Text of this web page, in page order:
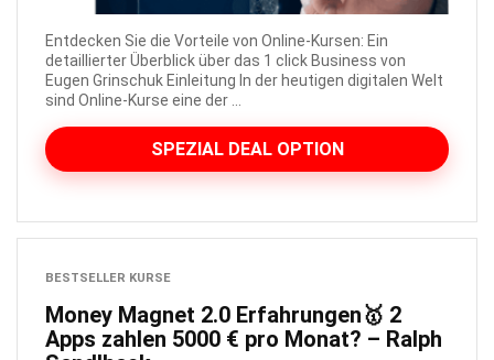
Entdecken Sie die Vorteile von Online-Kursen: Ein
detaillierter Überblick über das 1 click Business von
Eugen Grinschuk Einleitung In der heutigen digitalen Welt
sind Online-Kurse eine der ...
SPEZIAL DEAL OPTION
BESTSELLER KURSE
Money Magnet 2.0 Erfahrungen🥇 2
Apps zahlen 5000 € pro Monat? – Ralph